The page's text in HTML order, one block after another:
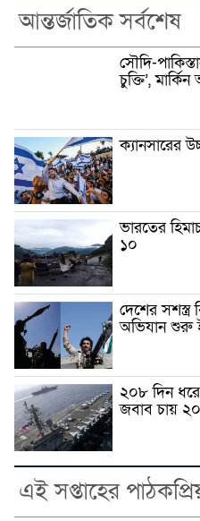
আন্তর্জাতিক সর্বশেষ
সৌদি-
চুক্তি’,
ক্যানসারের
ভারতের
১০
দেশের সশস্ত্র
অভিযান শুরু
২০৮ দিন ধরে
জবাব চায়
এই সপ্তাহের